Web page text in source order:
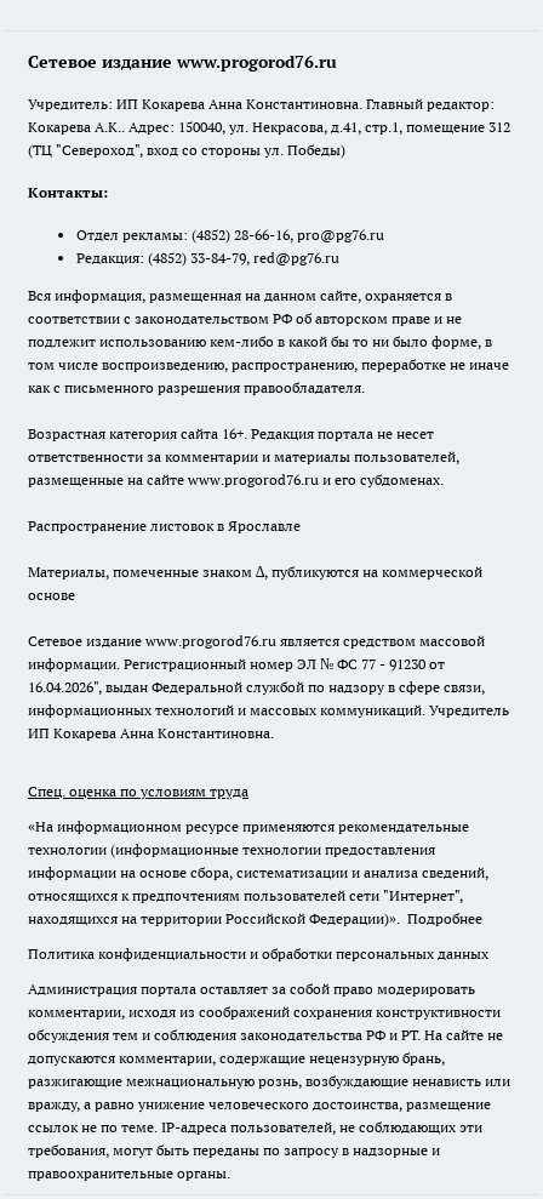
Сетевое издание www.progorod76.ru
Учредитель: ИП Кокарева Анна Константиновна. Главный редактор:
Кокарева А.К.. Адрес: 150040, ул. Некрасова, д.41, стр.1, помещение 312
(ТЦ "Североход", вход со стороны ул. Победы)
Контакты:
Отдел рекламы: (4852) 28-66-16, pro@pg76.ru
Редакция: (4852) 33-84-79, red@pg76.ru
Вся информация, размещенная на данном сайте, охраняется в
соответствии с законодательством РФ об авторском праве и не
подлежит использованию кем-либо в какой бы то ни было форме, в
том числе воспроизведению, распространению, переработке не иначе
как с письменного разрешения правообладателя.
Возрастная категория сайта 16+. Редакция портала не несет
ответственности за комментарии и материалы пользователей,
размещенные на сайте www.progorod76.ru и его субдоменах.
Распространение листовок в Ярославле
Материалы, помеченные знаком ∆, публикуются на коммерческой
основе
Сетевое издание www.progorod76.ru является средством массовой
информации. Регистрационный номер ЭЛ № ФС 77 - 91230 от
16.04.2026", выдан Федеральной службой по надзору в сфере связи,
информационных технологий и массовых коммуникаций. Учредитель
ИП Кокарева Анна Константиновна.
Спец. оценка по условиям труда
«На информационном ресурсе применяются рекомендательные
технологии (информационные технологии предоставления
информации на основе сбора, систематизации и анализа сведений,
относящихся к предпочтениям пользователей сети "Интернет",
находящихся на территории Российской Федерации)». Подробнее
Политика конфиденциальности и обработки персональных данных
Администрация портала оставляет за собой право модерировать
комментарии, исходя из соображений сохранения конструктивности
обсуждения тем и соблюдения законодательства РФ и РТ. На сайте не
допускаются комментарии, содержащие нецензурную брань,
разжигающие межнациональную рознь, возбуждающие ненависть или
вражду, а равно унижение человеческого достоинства, размещение
ссылок не по теме. IP-адреса пользователей, не соблюдающих эти
требования, могут быть переданы по запросу в надзорные и
правоохранительные органы.